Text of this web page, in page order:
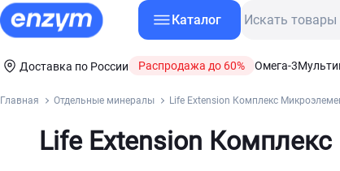
Каталог
Доставка по России Распродажа до 60% Омега-3
Главная Отдельные минералы Life Extension Комплекс
Life Extension